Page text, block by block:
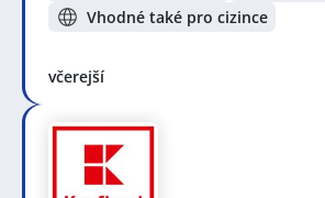
Vhodné také pro cizince
včerejší